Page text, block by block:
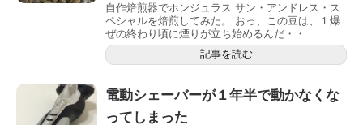
自作焙煎器でホンジュラス サン・アンドレス・ス
ペシャルを焙煎してみた。 おっ、この豆は、１爆
ぜの終わり頃に煙りが立ち始めるんだ・・...
記事を読む
電動シェーバーが１年半で動かなくな
ってしまった